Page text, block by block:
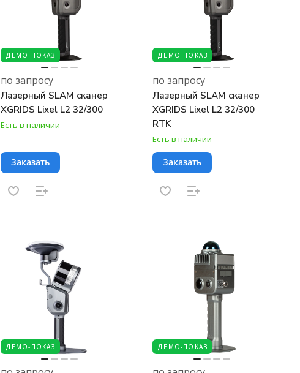
ДЕМО-ПОКАЗ
по запросу
Лазерный SLAM сканер
XGRIDS Lixel L2 32/300
Есть в наличии
Заказать
ДЕМО-ПОКАЗ
по запросу
Лазерный SLAM сканер
XGRIDS Lixel L2 32/300
RTK
Есть в наличии
Заказать
ДЕМО-ПОКАЗ ДЕМО-ПОКАЗ